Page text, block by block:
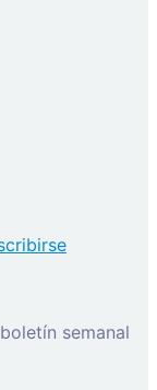
semanal